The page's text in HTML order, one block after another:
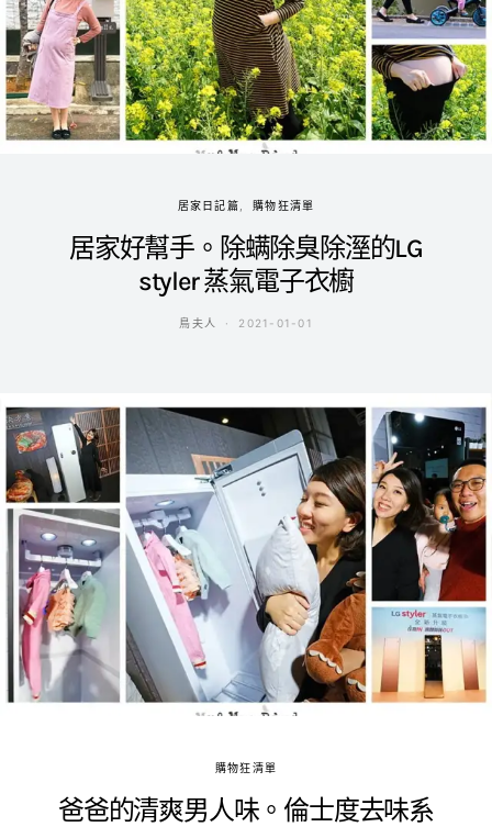
居家日記篇 購物狂清單
居家好幫手。除螨除臭除溼的LG
styler 蒸氣電子衣櫥
鳥夫人 2021-01-01
購物狂清單
爸爸的清爽男人味。倫士度去味系